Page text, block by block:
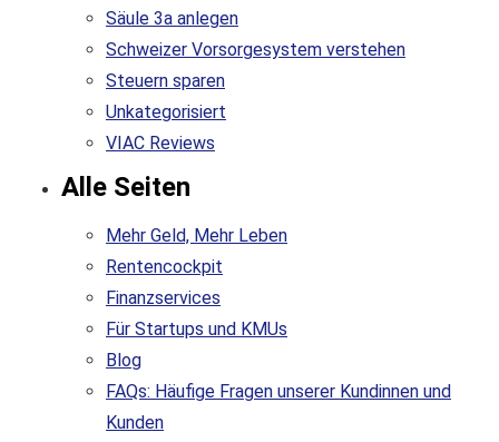
Säule 3a anlegen
Schweizer Vorsorgesystem verstehen
Steuern sparen
Unkategorisiert
VIAC Reviews
Alle Seiten
Mehr Geld, Mehr Leben
Rentencockpit
Finanzservices
Für Startups und KMUs
Blog
FAQs: Häufige Fragen unserer Kundinnen und
Kunden